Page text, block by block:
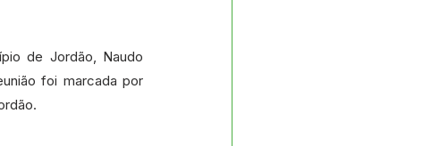
de Jordão, Naudo
foi marcada por